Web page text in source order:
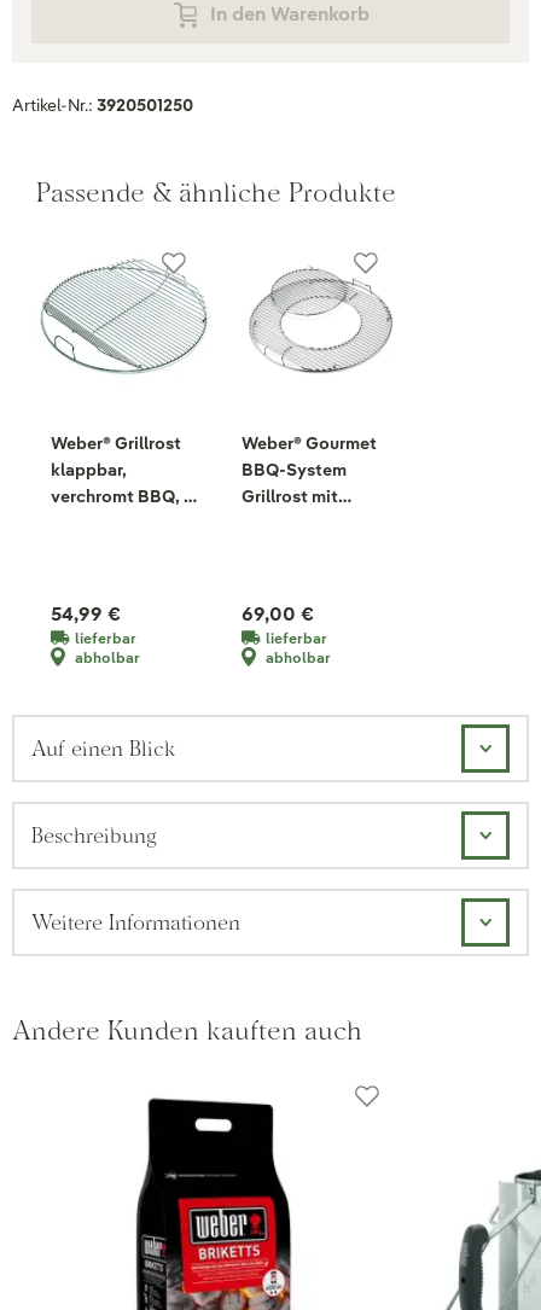
In den Warenkorb
Artikel-Nr.: 3920501250
Passende & ähnliche Produkte
Weber® Grillrost
klappbar,
verchromt BBQ, 57
54,99 €
lieferbar
abholbar
Weber® Gourmet
BBQ-System
Grillrost mit
69,00 €
lieferbar
abholbar
Auf einen Blick
Beschreibung
Weitere Informationen
Andere Kunden kauften auch